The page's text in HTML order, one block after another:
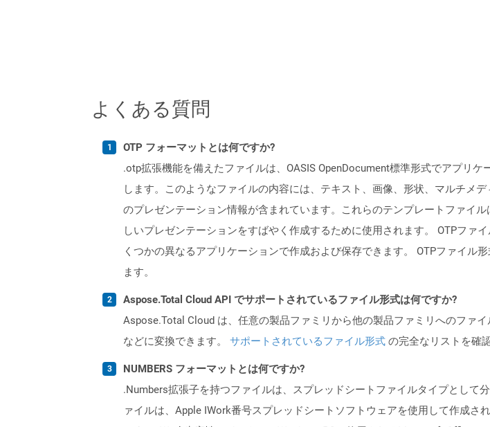
よくある質問
OTP フォーマットとは何ですか?
.otp拡張機能を備えたファイルは、OASIS OpenDocument標準形式でアプリ
します。このようなファイルの内容には、テキスト、画像、形状、マルチメ
のプレゼンテーション情報が含まれています。これらのテンプレートファイ
しいプレゼンテーションをすばやく作成するために使用されます。 OTPフ
くつかの異なるアプリケーションで作成および保存できます。 OTPファイ
ます。
Aspose.Total Cloud API でサポートされているファイル形式は何ですか?
Aspose.Total Cloud は、任意の製品ファミリから他の製品ファミリへのファイ
などに変換できます。 サポートされているファイル形式 の完全なリストを確
NUMBERS フォーマットとは何ですか?
.Numbers拡張子を持つファイルは、スプレッドシートファイルタイプとして
ァイルは、Apple IWork番号スプレッドシートソフトウェアを使用して作成